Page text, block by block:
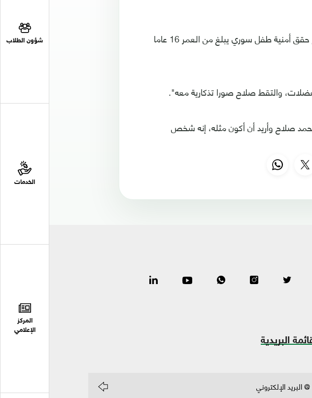
شؤون الطلاب
الخدمات
المركز
الإعلامي
وقال النادي عبر موقعه الإلكتروني، اليوم الثلاثاء، "صلاح حقق أمنية طفل سوري يبلغ من العمر 16 عاما
والتقط صلاح صورا تذكارية معه".
صلاح وأريد أن أكون مثله، إنه شخص
البريدية